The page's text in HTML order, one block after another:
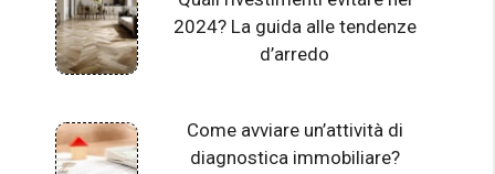
2024? La guida alle tendenze
d’arredo
Come avviare un’attività di
diagnostica immobiliare?